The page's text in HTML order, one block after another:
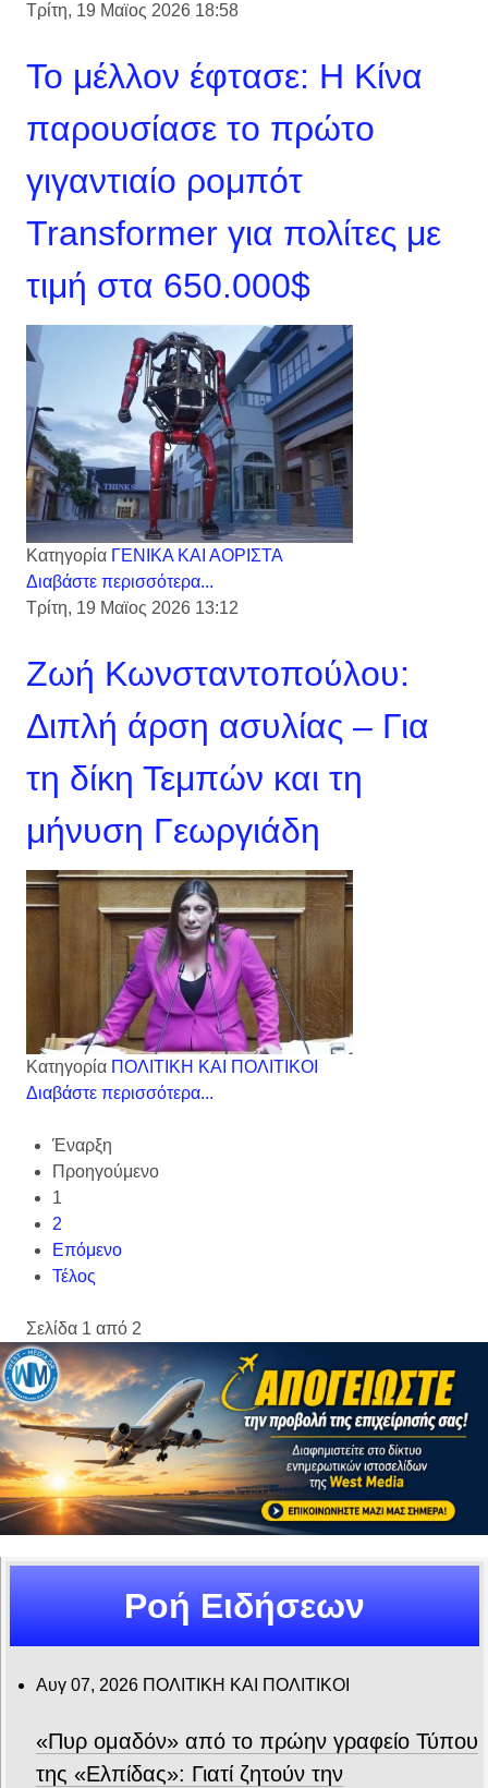
Τρίτη, 19 Μαϊος 2026 18:58
Το μέλλον έφτασε: Η Κίνα
παρουσίασε το πρώτο
γιγαντιαίο ρομπότ
Transformer για πολίτες με
τιμή στα 650.000$
Κατηγορία ΓΕΝΙΚΑ ΚΑΙ ΑΟΡΙΣΤΑ
Διαβάστε περισσότερα...
Τρίτη, 19 Μαϊος 2026 13:12
Ζωή Κωνσταντοπούλου:
Διπλή άρση ασυλίας – Για
τη δίκη Τεμπών και τη
μήνυση Γεωργιάδη
Κατηγορία ΠΟΛΙΤΙΚΗ ΚΑΙ ΠΟΛΙΤΙΚΟΙ
Διαβάστε περισσότερα...
Έναρξη
Προηγούμενο
1
2
Επόμενο
Τέλος
Σελίδα 1 από 2
Ροή Ειδήσεων
Αυγ 07, 2026 ΠΟΛΙΤΙΚΗ ΚΑΙ ΠΟΛΙΤΙΚΟΙ
«Πυρ ομαδόν» από το πρώην γραφείο Τύπου
της «Ελπίδας»: Γιατί ζητούν την